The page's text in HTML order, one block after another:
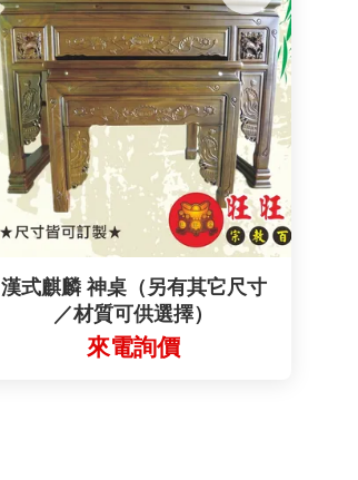
漢式麒麟 神桌（另有其它尺寸
／材質可供選擇）
來電詢價